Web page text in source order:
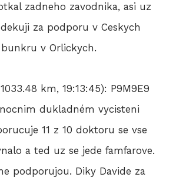
zadneho zavodnika, asi uz
za podporu v Ceskych
v Orlickych.
km, 19:13:45): P9M9E9
dukladném vycisteni
11 z 10 doktoru se vse
a ted uz se jede famfarove.
podporujou. Diky Davide za